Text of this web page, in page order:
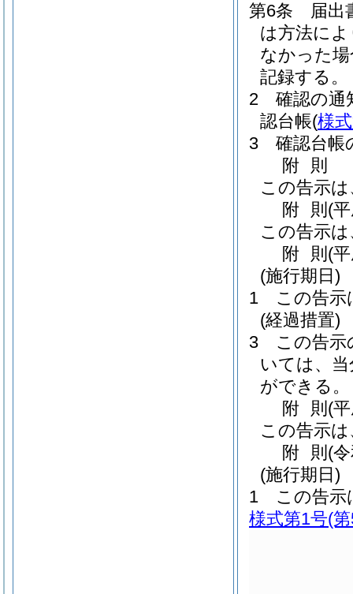
第6条
届出
は方法に
なかった
記録する。
2
確認の通
認台帳(様
3
確認台帳
附 則
この告示
附 則 (
この告示
附 則 (
(施行期日)
1
この告示
(経過措置)
3
この告示
いては、
ができる。
附 則 (
この告示
附 則 (
(施行期日)
1
この告示
様式第1号(